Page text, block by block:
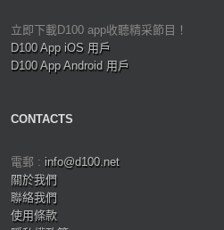
立即下載D100 app收聽精采節目！
D100 App iOS 用戶
D100 App Android 用戶
CONTACTS
電郵 : info@d100.net
關於我們
聯絡我們
使用條款